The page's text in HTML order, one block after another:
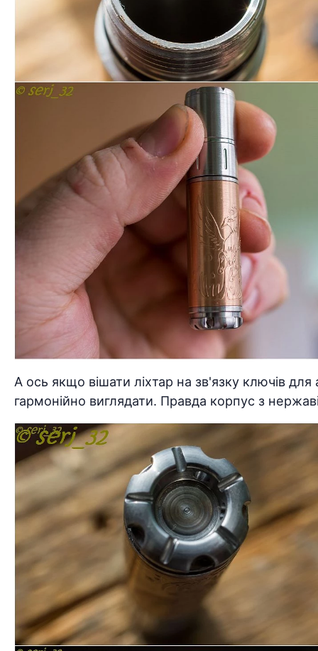
А ось якщо вішати ліхтар на зв'язку ключів
гармонійно виглядати. Правда корпус з